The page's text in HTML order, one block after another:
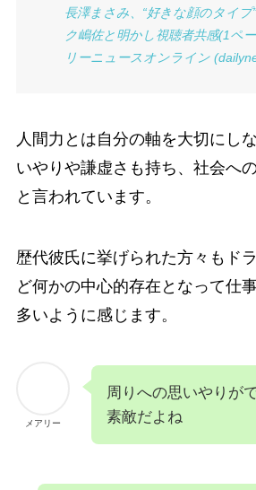
長澤まさみ、“好きな顔のタイプ
ク嶋佐と明かし視聴者共感(1ペ
リーニュースオンライン
人間力とは自分の軸を大切にし
いやりや謙虚さも持ち、社会へ
と言われています。
歴代彼氏に挙げられた方々もド
ど何かの中心的存在となって仕
多いように感じます。
メアリー
周りへの思いやりが
素敵だよね